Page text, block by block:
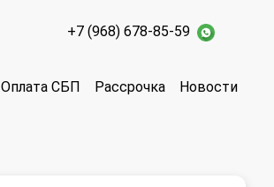
+7 (968) 678-85-59
Оплата СБП Рассрочка Новости